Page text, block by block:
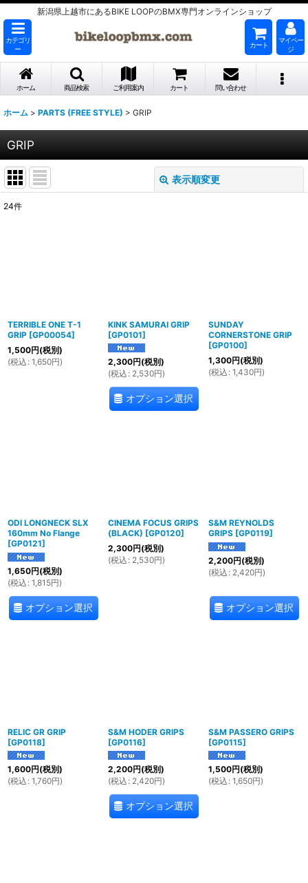
新潟県上越市にあるBIKE LOOPのBMX専門オンラインショップ
カテゴリ
ー
カート
マイペー
ジ
ホーム 商品検索 ご利用案内 カート 問い合わせ
ホーム > PARTS (FREE STYLE) > GRIP
GRIP
表示順変更
24件
TERRIBLE ONE T-1
GRIP [GP00054]
1,500円(税別)
(税込 : 1,650円)
KINK SAMURAI GRIP
[GP0101]
2,300円(税別)
(税込 : 2,530円)
オプション選択
SUNDAY
CORNERSTONE GRIP
[GP0100]
1,300円(税別)
(税込 : 1,430円)
ODI LONGNECK SLX
160mm No Flange
[GP0121]
1,650円(税別)
(税込 : 1,815円)
オプション選択
CINEMA FOCUS GRIPS
(BLACK) [GP0120]
2,300円(税別)
(税込 : 2,530円)
S&M REYNOLDS
GRIPS [GP0119]
2,200円(税別)
(税込 : 2,420円)
オプション選択
RELIC GR GRIP
[GP0118]
1,600円(税別)
(税込 : 1,760円)
S&M HODER GRIPS
[GP0116]
2,200円(税別)
(税込 : 2,420円)
オプション選択
S&M PASSERO GRIPS
[GP0115]
1,500円(税別)
(税込 : 1,650円)